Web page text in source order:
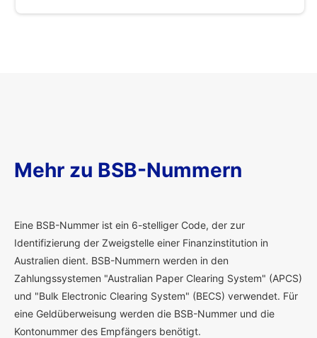
Mehr zu BSB-Nummern
Eine BSB-Nummer ist ein 6-stelliger Code, der zur
Identifizierung der Zweigstelle einer Finanzinstitution in
Australien dient. BSB-Nummern werden in den
Zahlungssystemen "Australian Paper Clearing System" (APCS)
und "Bulk Electronic Clearing System" (BECS) verwendet. Für
eine Geldüberweisung werden die BSB-Nummer und die
Kontonummer des Empfängers benötigt.